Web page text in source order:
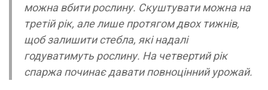
можна вбити рослину. Скуштувати можна на
третій рік, але лише протягом двох тижнів,
щоб залишити стебла, які надалі
годуватимуть рослину. На четвертий рік
спаржа починає давати повноцінний урожай.